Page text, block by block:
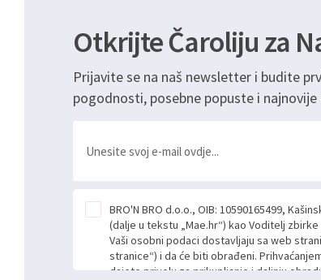
Otkrijte Čaroliju za
Prijavite se na naš newsletter i budite
pogodnosti, posebne popuste i
BRO'N BRO d.o.o., OIB: 10590165499,
(dalje u tekstu „Mae.hr“) kao Voditelj
Vaši osobni podaci dostavljaju sa web
stranice“) i da će biti obrađeni.
dajete privolu za prikupljanje i daljnju